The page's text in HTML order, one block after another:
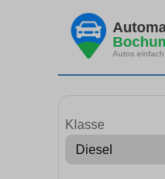
Autos
Klasse